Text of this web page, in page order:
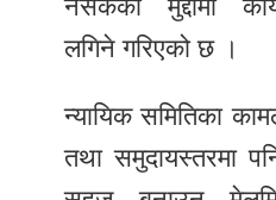
नसकेका मुद्दामा
लगिने गरिएको छ ।
न्यायिक समितिका
तथा समुदायस्तरमा